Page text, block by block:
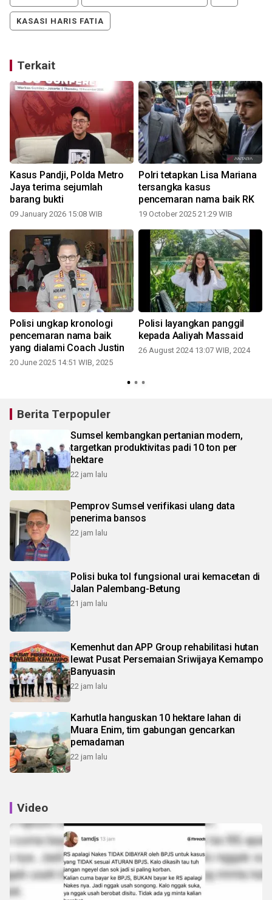
KASASI HARIS FATIA
Terkait
Kasus Pandji, Polda Metro
Jaya terima sejumlah
barang bukti
09 January 2026 15:08 WIB
Polri tetapkan Lisa Mariana
tersangka kasus
pencemaran nama baik RK
19 October 2025 21:29 WIB
Polisi ungkap kronologi
pencemaran nama baik
yang dialami Coach Justin
20 June 2025 14:51 WIB, 2025
Polisi layangkan panggil
kepada Aaliyah Massaid
26 August 2024 13:07 WIB, 2024
Berita Terpopuler
Sumsel kembangkan pertanian modern,
targetkan produktivitas padi 10 ton per
hektare
22 jam lalu
Pemprov Sumsel verifikasi ulang data
penerima bansos
22 jam lalu
Polisi buka tol fungsional urai kemacetan di
Jalan Palembang-Betung
21 jam lalu
Kemenhut dan APP Group rehabilitasi hutan
lewat Pusat Persemaian Sriwijaya Kemampo
Banyuasin
22 jam lalu
Karhutla hanguskan 10 hektare lahan di
Muara Enim, tim gabungan gencarkan
pemadaman
22 jam lalu
Video